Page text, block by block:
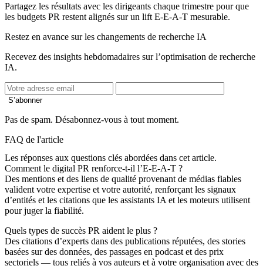
Partagez les résultats avec les dirigeants chaque trimestre pour que
les budgets PR restent alignés sur un lift E‑E‑A‑T mesurable.
Restez en avance sur les changements de recherche IA
Recevez des insights hebdomadaires sur l’optimisation de recherche
IA.
S’abonner
Pas de spam. Désabonnez-vous à tout moment.
FAQ de l'article
Les réponses aux questions clés abordées dans cet article.
Comment le digital PR renforce-t-il l’E-E-A-T ?
Des mentions et des liens de qualité provenant de médias fiables
valident votre expertise et votre autorité, renforçant les signaux
d’entités et les citations que les assistants IA et les moteurs utilisent
pour juger la fiabilité.
Quels types de succès PR aident le plus ?
Des citations d’experts dans des publications réputées, des stories
basées sur des données, des passages en podcast et des prix
sectoriels — tous reliés à vos auteurs et à votre organisation avec des